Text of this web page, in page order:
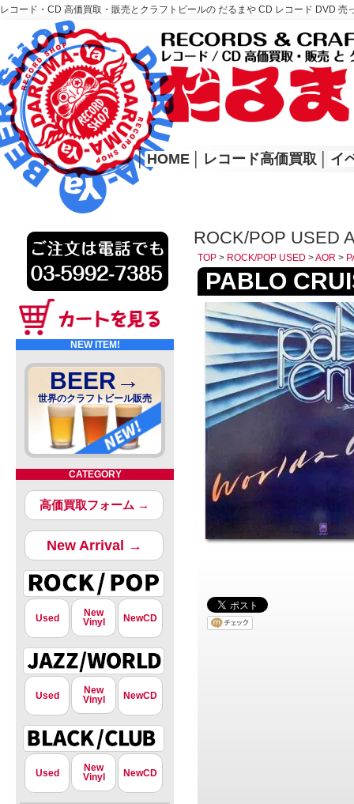
レコード・CD 高価買取・販売とクラフトビールの だるまや CD レコード DVD
レコード高価買取はこちら
HOME
│ HOME レコード高価買取 イ
NEW ITEM!
BEER→
世界のクラフトビール販売
CATEGORY
高価買取フォーム →
New Arrival →
Used
New
Vinyl
NewCD
Used
New
Vinyl
NewCD
Used
New
Vinyl
NewCD
ROCK/POP USED
TOP > ROCK/POP USED >AOR >
PABLO